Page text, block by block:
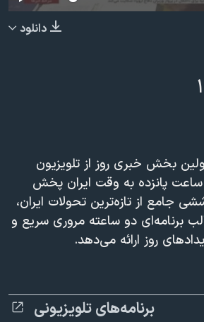
دانلود
بخش خبری روز از تلویزیون
پانزده به وقت ایران پخش
جامع از تازه‌ترین تحولات ایران،
برنامه‌ای دو ساعته مروری سریع و
روز ارائه می‌دهد.
برنامه‌های تلویزیونی